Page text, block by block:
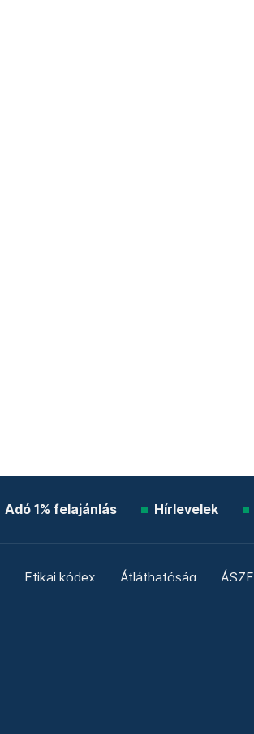
Adó 1% felajánlás Hírlevelek
Etikai kódex Átláthatóság ÁSZF